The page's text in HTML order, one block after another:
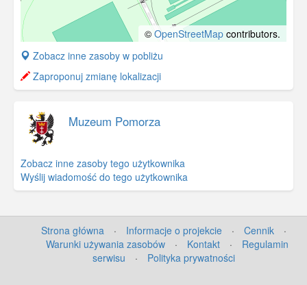
© OpenStreetMap contributors.
+
−
Zobacz inne zasoby w pobliżu
Zaproponuj zmianę lokalizacji
Muzeum Pomorza
Zobacz inne zasoby tego użytkownika
Wyślij wiadomość do tego użytkownika
Strona główna · Informacje o projekcie · Cennik
·
Warunki używania zasobów
· Kontakt ·
Regulamin
serwisu
· Polityka prywatności